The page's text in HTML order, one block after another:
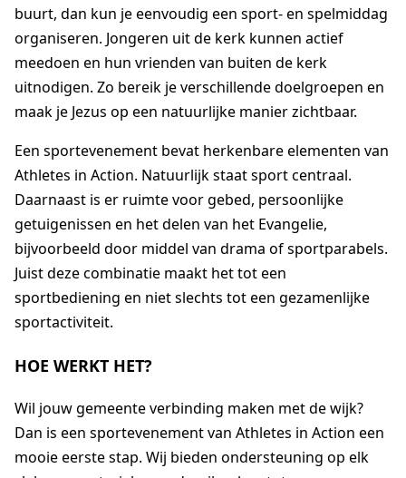
buurt, dan kun je eenvoudig een sport- en spelmiddag
organiseren. Jongeren uit de kerk kunnen actief
meedoen en hun vrienden van buiten de kerk
uitnodigen. Zo bereik je verschillende doelgroepen en
maak je Jezus op een natuurlijke manier zichtbaar.
Een sportevenement bevat herkenbare elementen van
Athletes in Action. Natuurlijk staat sport centraal.
Daarnaast is er ruimte voor gebed, persoonlijke
getuigenissen en het delen van het Evangelie,
bijvoorbeeld door middel van drama of sportparabels.
Juist deze combinatie maakt het tot een
sportbediening en niet slechts tot een gezamenlijke
sportactiviteit.
HOE WERKT HET?
Wil jouw gemeente verbinding maken met de wijk?
Dan is een sportevenement van Athletes in Action een
mooie eerste stap. Wij bieden ondersteuning op elk